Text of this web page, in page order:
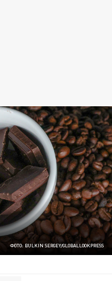
ФОТО: BULKIN SERGEY/GLOBALLOOKPRESS